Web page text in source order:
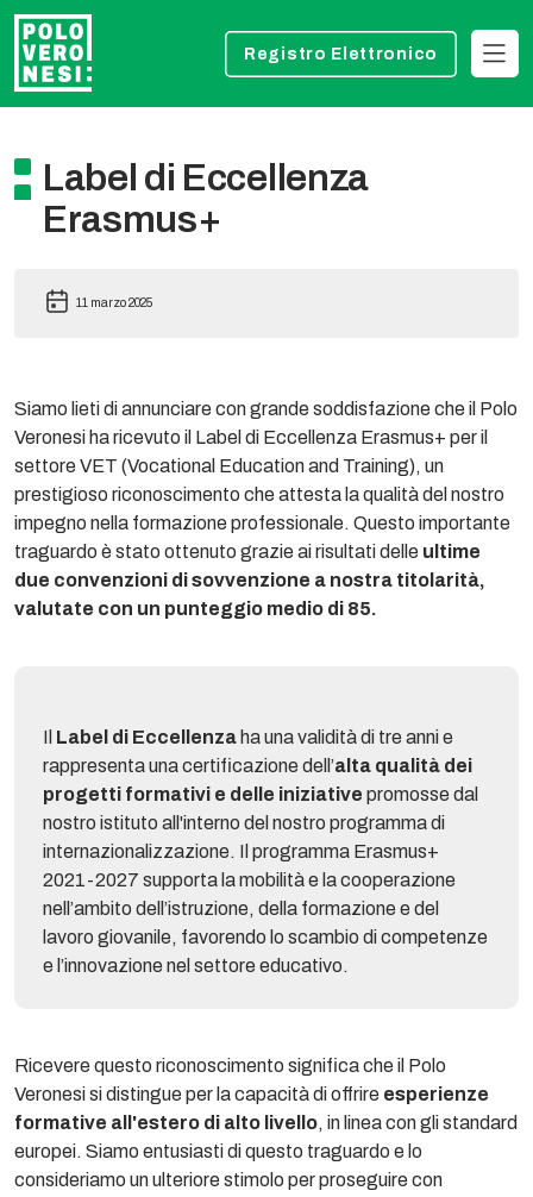
Registro Elettronico
Label di Eccellenza
Erasmus+
11 marzo 2025
Siamo lieti di annunciare con grande soddisfazione che il Polo
Veronesi ha ricevuto il Label di Eccellenza Erasmus+ per il
settore VET (Vocational Education and Training), un
prestigioso riconoscimento che attesta la qualità del nostro
impegno nella formazione professionale. Questo importante
traguardo è stato ottenuto grazie ai risultati delle ultime
due convenzioni di sovvenzione a nostra titolarità,
valutate con un punteggio medio di 85.
Il Label di Eccellenza ha una validità di tre anni e
rappresenta una certificazione dell’alta qualità dei
progetti formativi e delle iniziative promosse dal
nostro istituto all'interno del nostro programma di
internazionalizzazione. Il programma Erasmus+
2021-2027 supporta la mobilità e la cooperazione
nell’ambito dell’istruzione, della formazione e del
lavoro giovanile, favorendo lo scambio di competenze
e l’innovazione nel settore educativo.
Ricevere questo riconoscimento significa che il Polo
Veronesi si distingue per la capacità di offrire esperienze
formative all'estero di alto livello, in linea con gli standard
europei. Siamo entusiasti di questo traguardo e lo
consideriamo un ulteriore stimolo per proseguire con